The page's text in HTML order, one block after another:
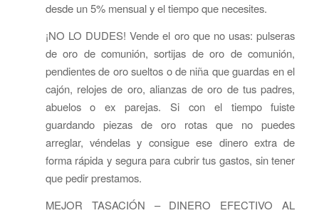
desde un 5% mensual y el tiempo que necesites.
¡NO LO DUDES! Vende el oro que no usas: pulseras
de oro de comunión, sortijas de oro de comunión,
pendientes de oro sueltos o de niña que guardas en el
cajón, relojes de oro, alianzas de oro de tus padres,
abuelos o ex parejas. Si con el tiempo fuiste
guardando piezas de oro rotas que no puedes
arreglar, véndelas y consigue ese dinero extra de
forma rápida y segura para cubrir tus gastos, sin tener
que pedir prestamos.
MEJOR TASACIÓN – DINERO EFECTIVO AL